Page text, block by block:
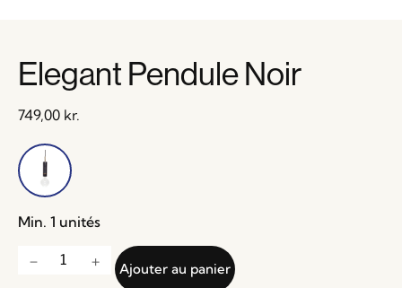
Elegant Pendule Noir
749,00 kr.
Min. 1 unités
Ajouter au panier